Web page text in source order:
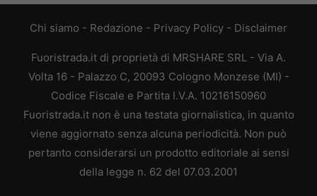
Chi siamo - Redazione - Privacy Policy - Disclaimer
Fuoristrada.it di proprietà di MRSHARE SRL - Via A.
Volta 16 - Palazzo C, 20093 Cologno Monzese (MI) -
Codice Fiscale e Partita I.V.A. 10216150960
Fuoristrada.it non è una testata giornalistica, in quanto
viene aggiornato senza alcuna periodicità. Non può
pertanto considerarsi un prodotto editoriale ai sensi
della legge n. 62 del 07.03.2001